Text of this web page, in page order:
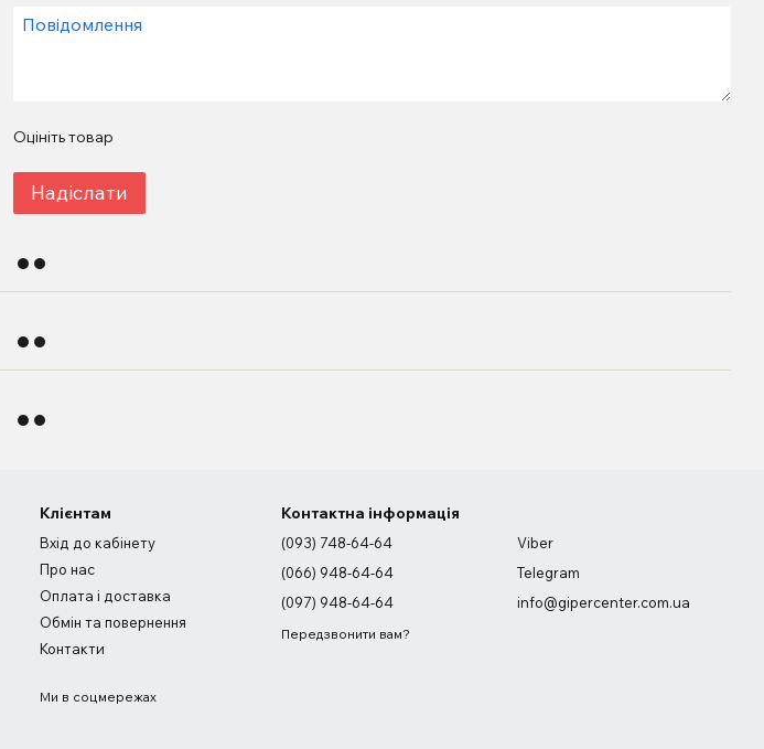
Оцініть товар
Надіслати
Клієнтам
Вхід до кабінету
Про нас
Оплата і доставка
Обмін та повернення
Контакти
Ми в соцмережах
Контактна інформація
(093) 748-64-64
(066) 948-64-64
(097) 948-64-64
Передзвонити вам?
Viber
Telegram
info@gipercenter.com.ua